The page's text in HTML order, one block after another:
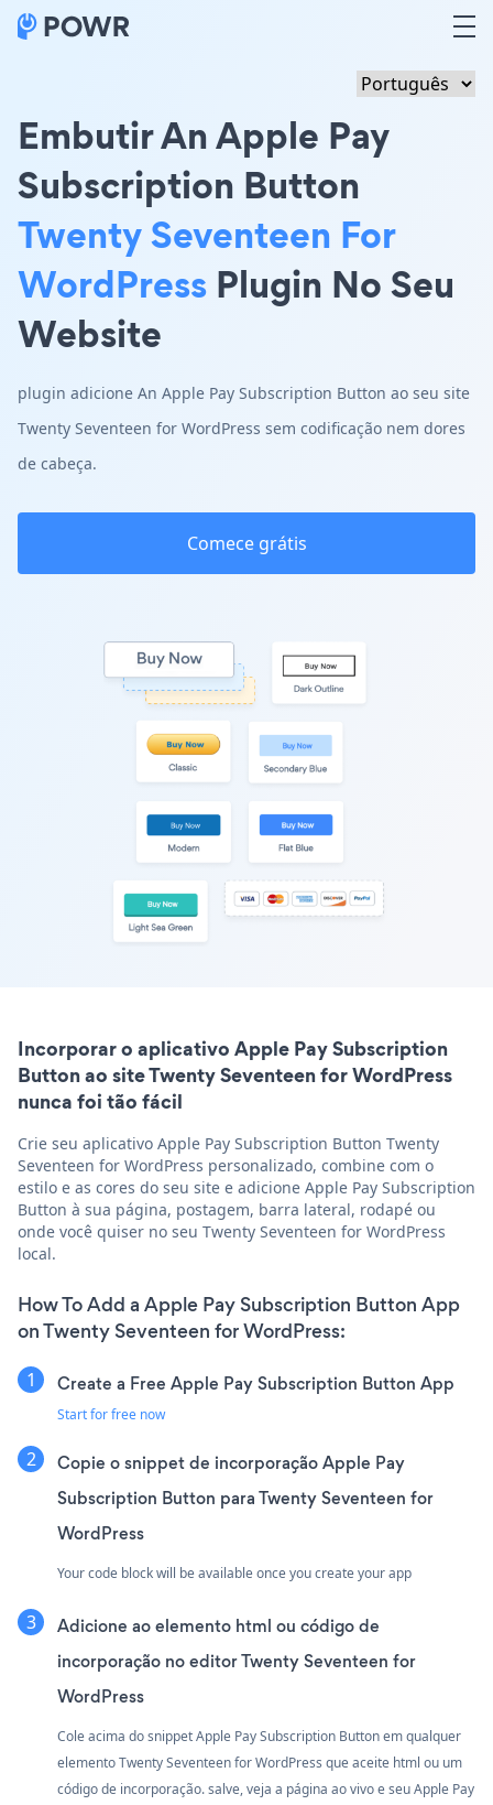
Embutir An Apple Pay
Subscription Button
Twenty Seventeen For
WordPress Plugin No Seu
Website
plugin adicione An Apple Pay Subscription Button ao seu site
Twenty Seventeen for WordPress sem codificação nem dores
de cabeça.
Comece grátis
Incorporar o aplicativo Apple Pay Subscription
Button ao site Twenty Seventeen for WordPress
nunca foi tão fácil
Crie seu aplicativo Apple Pay Subscription Button Twenty
Seventeen for WordPress personalizado, combine com o
estilo e as cores do seu site e adicione Apple Pay Subscription
Button à sua página, postagem, barra lateral, rodapé ou
onde você quiser no seu Twenty Seventeen for WordPress
local.
How To Add a Apple Pay Subscription Button App
on Twenty Seventeen for WordPress:
Create a Free Apple Pay Subscription Button App
Start for free now
Copie o snippet de incorporação Apple Pay
Subscription Button para Twenty Seventeen for
WordPress
Your code block will be available once you create your app
Adicione ao elemento html ou código de
incorporação no editor Twenty Seventeen for
WordPress
Cole acima do snippet Apple Pay Subscription Button em qualquer
elemento Twenty Seventeen for WordPress que aceite html ou um
código de incorporação. salve, veja a página ao vivo e seu Apple Pay